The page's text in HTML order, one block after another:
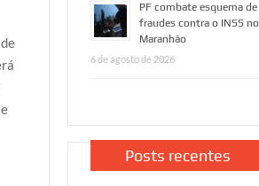
PF combate esquema de
fraudes contra o INSS no
Maranhão
6 de agosto de 2026
Posts recentes